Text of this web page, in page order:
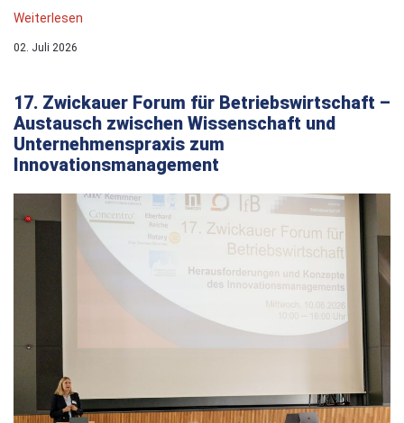
Weiterlesen
02. Juli 2026
17. Zwickauer Forum für Betriebswirtschaft –
Austausch zwischen Wissenschaft und
Unternehmenspraxis zum
Innovationsmanagement